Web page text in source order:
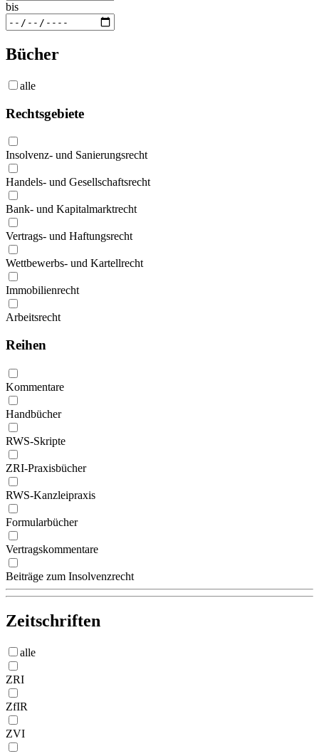
bis
Bücher
alle
Rechtsgebiete
Insolvenz- und Sanierungsrecht
Handels- und Gesellschaftsrecht
Bank- und Kapitalmarktrecht
Vertrags- und Haftungsrecht
Wettbewerbs- und Kartellrecht
Immobilienrecht
Arbeitsrecht
Reihen
Kommentare
Handbücher
RWS-Skripte
ZRI-Praxisbücher
RWS-Kanzleipraxis
Formularbücher
Vertragskommentare
Beiträge zum Insolvenzrecht
Zeitschriften
alle
ZRI
ZfIR
ZVI